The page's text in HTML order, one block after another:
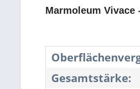
Marmoleum
Gesamtstärke: